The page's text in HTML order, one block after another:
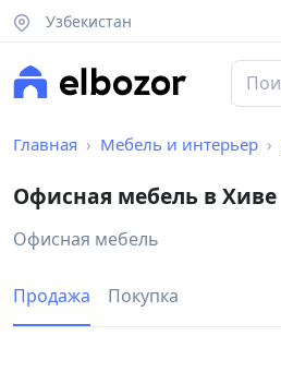
Узбекистан
Главная Мебель и интерьер
Офисная мебель в Хиве
Офисная мебель
Продажа Покупка